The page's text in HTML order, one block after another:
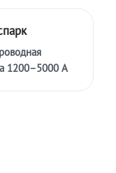
1200–5000 А